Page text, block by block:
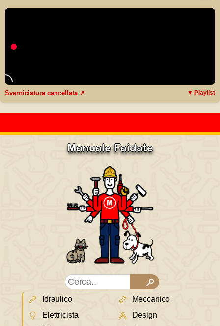
Sverniciatura cancellata ↗ ▼ Playlist
Manuale Faidate
Idraulico
Elettricista
Meccanico
Design